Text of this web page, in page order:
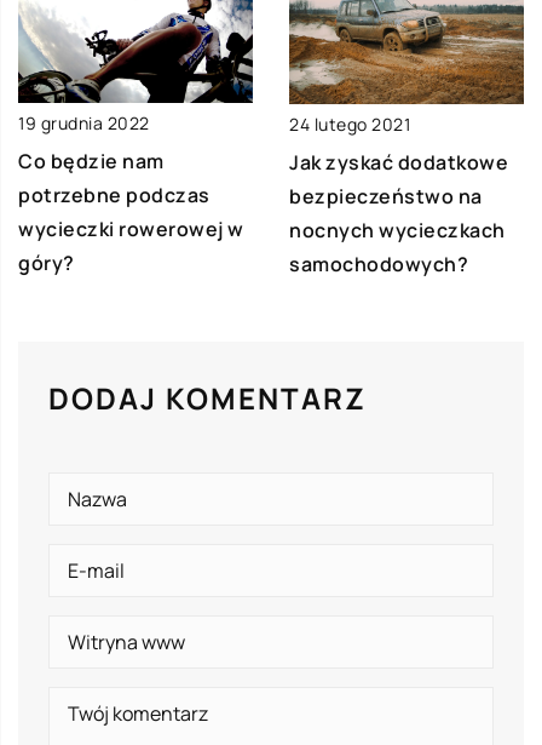
19 grudnia 2022
Co będzie nam
potrzebne podczas
wycieczki rowerowej w
góry?
24 lutego 2021
Jak zyskać dodatkowe
bezpieczeństwo na
nocnych wycieczkach
samochodowych?
DODAJ KOMENTARZ